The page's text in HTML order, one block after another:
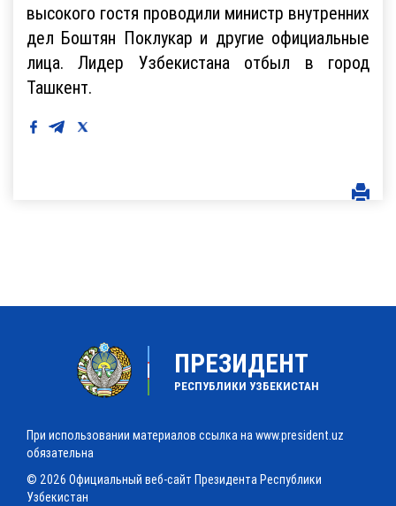
высокого гостя проводили министр внутренних
дел Боштян Поклукар и другие официальные
лица. Лидер Узбекистана отбыл в город
Ташкент.
ПРЕЗИДЕНТ
РЕСПУБЛИКИ УЗБЕКИСТАН
При использовании материалов ссылка на www.president.uz
обязательна
© 2026 Официальный веб-сайт Президента Республики
Узбекистан